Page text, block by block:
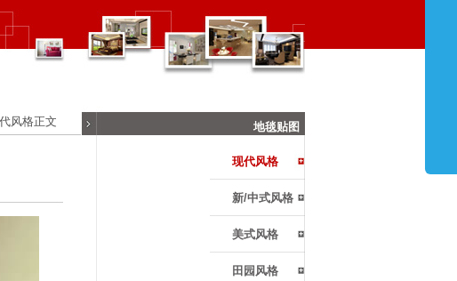
风格正文 地毯贴图
现代风格
新/中式风格
美式风格
田园风格